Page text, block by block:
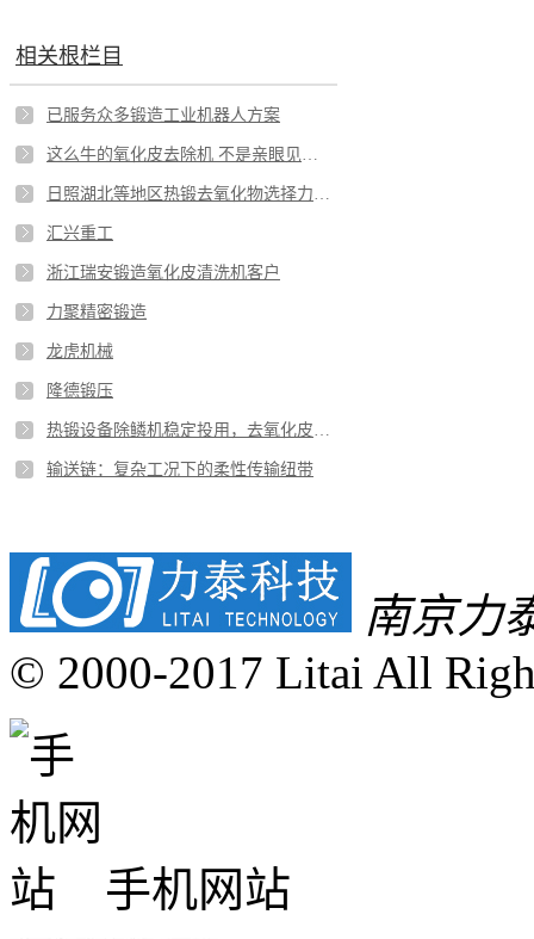
相关根栏目
已服务众多锻造工业机器人方案
这么牛的氧化皮去除机 不是亲眼见到都不敢相信
日照湖北等地区热锻去氧化物选择力泰牌锻造扒皮机
汇兴重工
浙江瑞安锻造氧化皮清洗机客户
力聚精密锻造
龙虎机械
隆德锻压
热锻设备除鳞机稳定投用，去氧化皮效果显著
输送链：复杂工况下的柔性传输纽带
南京力
© 2000-2017 Litai All
手机网站